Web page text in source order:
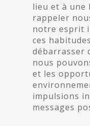
lieu et à une
rappeler
notre esprit
ces
débarrasser
nous
et les
impulsions
messages